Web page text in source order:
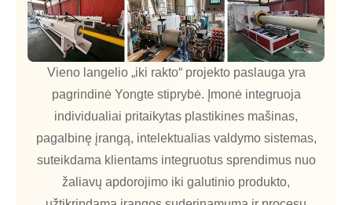
Vieno langelio „iki rakto“ projekto paslauga yra
pagrindinė Yongte stiprybė. Įmonė integruoja
individualiai pritaikytas plastikines mašinas,
pagalbinę įrangą, intelektualias valdymo sistemas,
suteikdama klientams integruotus sprendimus nuo
žaliavų apdorojimo iki galutinio produkto,